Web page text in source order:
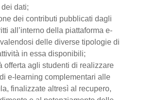
dati;
dei contributi pubblicati dagli
all’interno della piattaforma e-
delle diverse tipologie di
in essa disponibili;
offerta agli studenti di realizzare
e-learning complementari alle
finalizzate altresì al recupero,